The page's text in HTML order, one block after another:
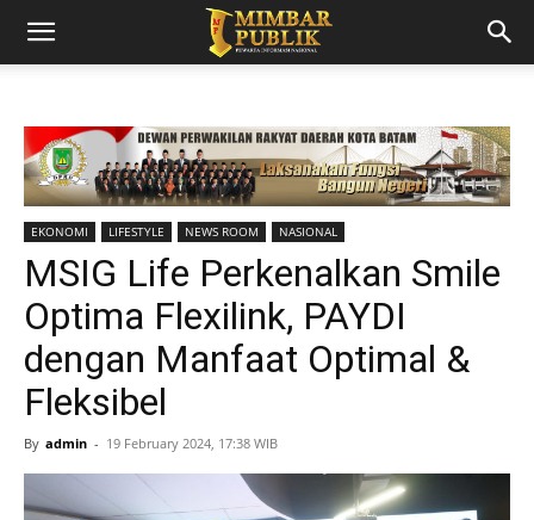
EKONOMI LIFESTYLE NEWS ROOM NASIONAL
MSIG Life Perkenalkan Smile
Optima Flexilink, PAYDI
dengan Manfaat Optimal &
Fleksibel
By admin - 19 February 2024, 17:38 WIB